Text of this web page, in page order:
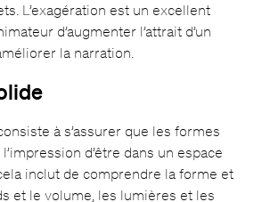
L’exagération est un excellent
d’augmenter l’attrait d’un
la narration.
à s’assurer que les formes
d’être dans un espace
inclut de comprendre la forme et
et le volume, les lumières et les